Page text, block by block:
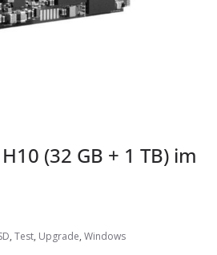
(32 GB + 1 TB) im
, Test, Upgrade, Windows